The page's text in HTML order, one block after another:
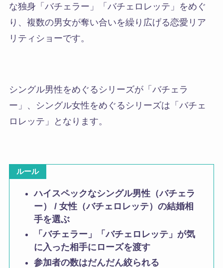
な独身「バチェラー」「バチェロレッテ」をめぐ
り、複数の男女が奪い合いを繰り広げる恋愛リア
リティショーです。
シングル男性をめぐるシリーズが「バチェラ
ー」、シングル女性をめぐるシリーズは「バチェ
ロレッテ」となります。
ルール
ハイスペックなシングル男性（バチェラ
ー） / 女性（バチェロレッテ）の結婚相
手を選ぶ
「バチェラー」「バチェロレッテ」が気
に入った相手にローズを渡す
参加者の数はだんだん絞られる